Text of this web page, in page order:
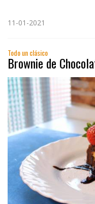
11-01-2021
Todo un clásico
Brownie de